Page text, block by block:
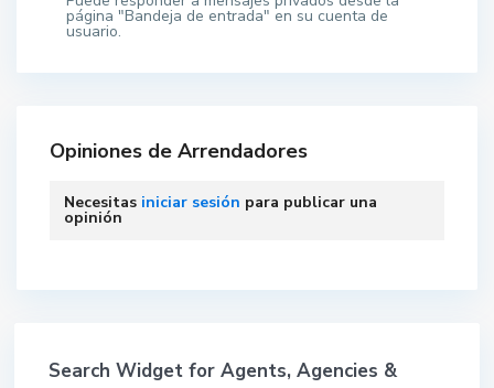
página "Bandeja de entrada" en su cuenta de
usuario.
Opiniones de Arrendadores
Necesitas iniciar sesión para publicar una
opinión
Search Widget for Agents, Agencies &